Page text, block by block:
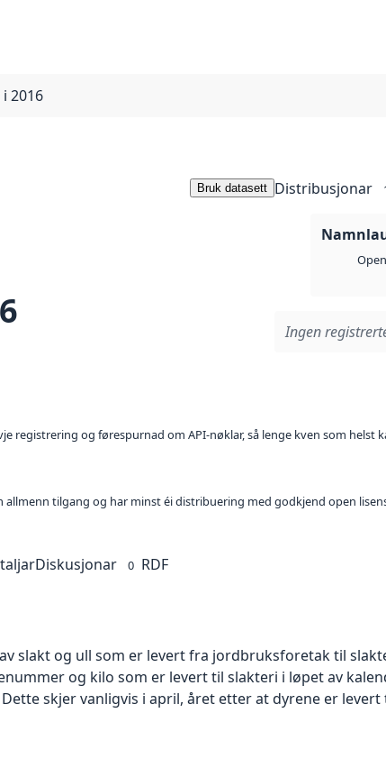
2016
Bruk datasett Distribusjonar
Ingen
registrering og førespurnad om API-nøklar, så lenge kven som helst
allmenn tilgang og har minst éi distribuering med godkjend open
Diskusjonar 0 RDF
slakt og ull som er levert fra jordbruksforetak til
og kilo som er levert til slakteri i løpet av
skjer vanligvis i april, året etter at dyrene er levert